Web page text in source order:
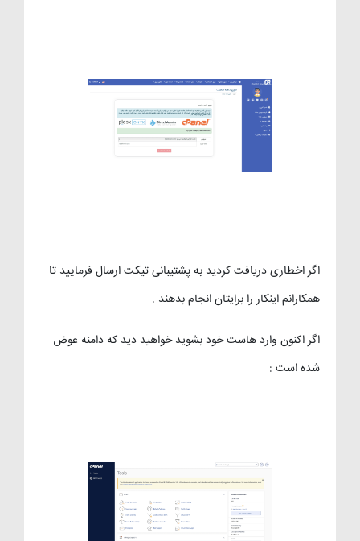
اگر اخطاری دریافت کردید به پشتیبانی تیکت ارسال فرمایید تا
همکارانم اینکار را برایتان انجام بدهند .
اگر اکنون وارد هاست خود بشوید خواهید دید که دامنه عوض
شده است :